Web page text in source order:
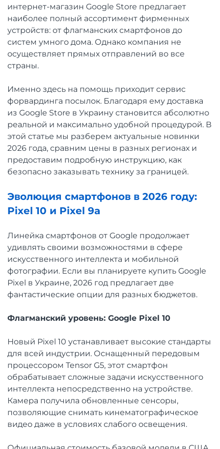
интернет-магазин Google Store предлагает
наиболее полный ассортимент фирменных
устройств: от флагманских смартфонов до
систем умного дома. Однако компания не
осуществляет прямых отправлений во все
страны.
Именно здесь на помощь приходит сервис
форвардинга посылок. Благодаря ему доставка
из Google Store в Украину становится абсолютно
реальной и максимально удобной процедурой. В
этой статье мы разберем актуальные новинки
2026 года, сравним цены в разных регионах и
предоставим подробную инструкцию, как
безопасно заказывать технику за границей.
Эволюция смартфонов в 2026 году:
Pixel 10 и Pixel 9a
Линейка смартфонов от Google продолжает
удивлять своими возможностями в сфере
искусственного интеллекта и мобильной
фотографии. Если вы планируете купить Google
Pixel в Украине, 2026 год предлагает две
фантастические опции для разных бюджетов.
Флагманский уровень: Google Pixel 10
Новый Pixel 10 устанавливает высокие стандарты
для всей индустрии. Оснащенный передовым
процессором Tensor G5, этот смартфон
обрабатывает сложные задачи искусственного
интеллекта непосредственно на устройстве.
Камера получила обновленные сенсоры,
позволяющие снимать кинематографическое
видео даже в условиях слабого освещения.